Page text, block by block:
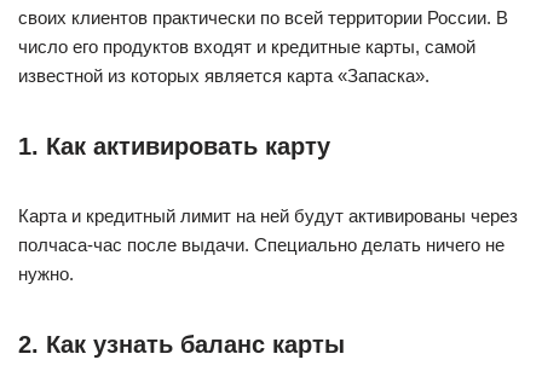
своих клиентов практически по всей территории России. В
число его продуктов входят и кредитные карты, самой
известной из которых является карта «Запаска».
1. Как активировать карту
Карта и кредитный лимит на ней будут активированы через
полчаса-час после выдачи. Специально делать ничего не
нужно.
2. Как узнать баланс карты